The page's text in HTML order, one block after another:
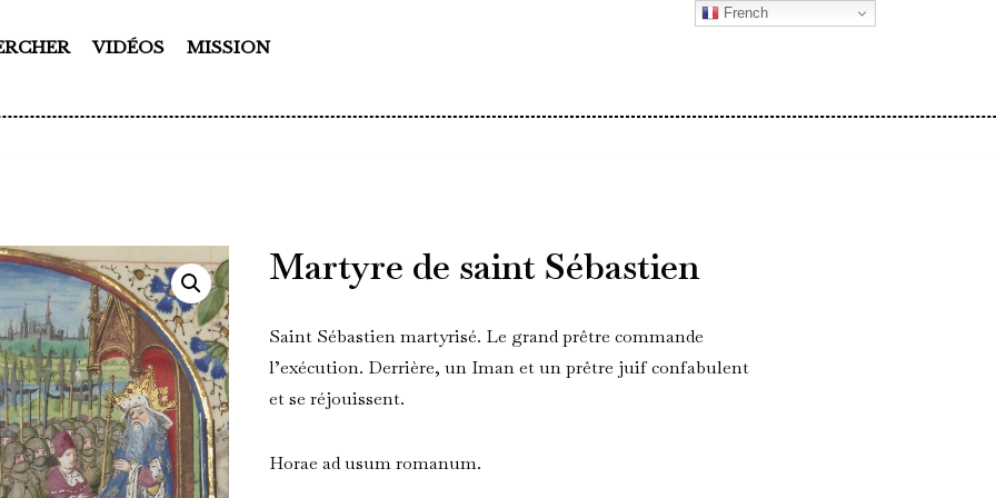
VIDÉOS MISSION
Martyre de saint Sébastien
Saint Sébastien martyrisé. Le grand prêtre commande
l’exécution. Derrière, un Iman et un prêtre juif confabulent
et se réjouissent.
Horae ad usum romanum.
French